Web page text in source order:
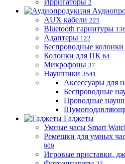
Ирригаторы 2
AUX кабели 225
Bluetooth гарнитуры 136
Адаптеры 122
Беспроводные колонки
Колонки для ПК 64
Микрофоны 37
Наушники 3541
Аксессуары для
Беспроводные
Проводные
Гаджеты
Умные часы Smart
Ремешки для умных
909
Игровые приставки,